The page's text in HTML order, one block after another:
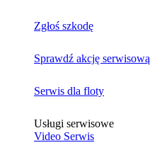
Zgłoś szkodę
Sprawdź akcję serwisową
Serwis dla floty
Usługi serwisowe
Video Serwis